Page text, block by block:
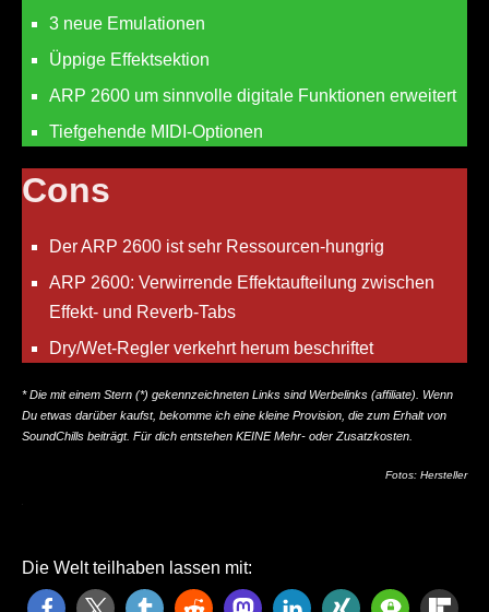
3 neue Emulationen
Üppige Effektsektion
ARP 2600 um sinnvolle digitale Funktionen erweitert
Tiefgehende MIDI-Optionen
Cons
Der ARP 2600 ist sehr Ressourcen-hungrig
ARP 2600: Verwirrende Effektaufteilung zwischen
Effekt- und Reverb-Tabs
Dry/Wet-Regler verkehrt herum beschriftet
* Die mit einem Stern (*) gekennzeichneten Links sind Werbelinks (affiliate). Wenn
Du etwas darüber kaufst, bekomme ich eine kleine Provision, die zum Erhalt von
SoundChills beiträgt. Für dich entstehen KEINE Mehr- oder Zusatzkosten.
Fotos: Hersteller
Die Welt teilhaben lassen mit: